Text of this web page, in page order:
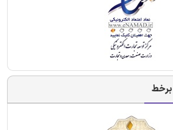
برخط